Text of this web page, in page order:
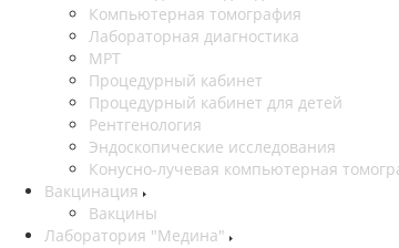
Компьютерная томография
Лабораторная диагностика
МРТ
Процедурный кабинет
Процедурный кабинет для детей
Рентгенология
Эндоскопические исследования
Конусно-лучевая компьютерная
Вакцинация
Вакцины
Лаборатория "Медина"